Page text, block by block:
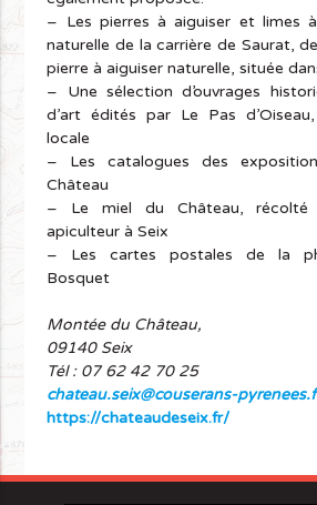
– Les pierres à aiguiser et limes
naturelle de la carrière de Saurat,
pierre à aiguiser naturelle, située
– Une sélection d’ouvrages
d’art édités par Le Pas
locale
– Les catalogues des
Château
– Le miel du Château,
apiculteur à Seix
– Les cartes postales de la
Bosquet
Montée du Château,
09140 Seix
Tél : 07 62 42 70 25
chateau.seix@couserans-
https://chateaudeseix.fr/